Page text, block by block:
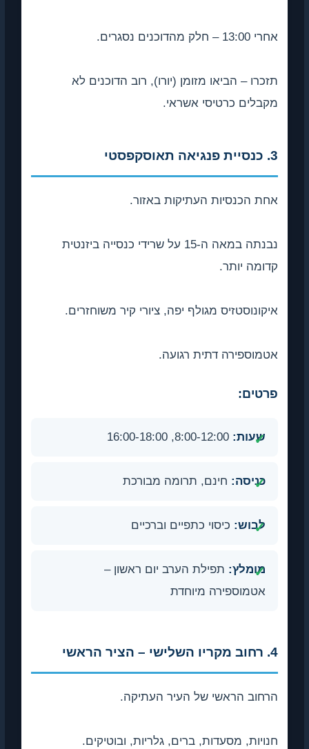
אחרי 13:00 – חלק מהדוכנים נסגרים.
תזכרו – הביאו מזומן (יורו), רוב הדוכנים לא
מקבלים כרטיסי אשראי.
3. כנסיית פנגיאה תאוסקפסטי
אחת הכנסיות העתיקות באזור.
נבנתה במאה ה-15 על שרידי כנסייה ביזנטית
קדומה יותר.
איקונוסטזיס מגולף יפה, ציורי קיר משוחזרים.
אטמוספירה דתית רגועה.
פרטים:
שעות: 8:00-12:00, 16:00-18:00
כניסה: חינם, תרומה מבורכת
לבוש: כיסוי כתפיים וברכיים
מומלץ: תפילת הערב יום ראשון –
אטמוספירה מיוחדת
4. רחוב מקריו השלישי – הציר הראשי
הרחוב הראשי של העיר העתיקה.
חנויות, מסעדות, ברים, גלריות, ובוטיקים.